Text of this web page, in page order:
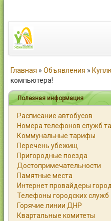
Город
Статьи
Каталог
Справочник
Работа
Объявления
Помощь
Главная » Объявления »
компьютера!
Полезная информация
Расписание автобусов
Номера телефонов служб
Коммунальные тарифы
Перечень убежищ
Пригородные поезда
Достопримечательности
Памятные места
Интернет провайдеры
Телефоны городских служб
Горячие линии ДНР
Квартальные комитеты